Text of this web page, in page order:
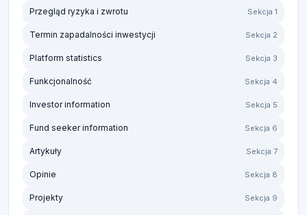
Przegląd ryzyka i zwrotu
Sekcja 1
Termin zapadalności inwestycji Sekcja 2
Platform statistics Sekcja 3
Funkcjonalność Sekcja 4
Investor information Sekcja 5
Fund seeker information Sekcja 6
Artykuły Sekcja 7
Opinie Sekcja 8
Projekty Sekcja 9